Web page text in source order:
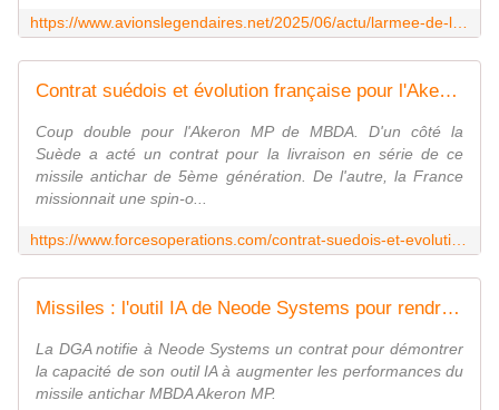
Contrat suédois et évolution française pour l'Akeron MP - FOB - Forces Operations Blog
Coup double pour l'Akeron MP de MBDA. D'un côté la
Suède a acté un contrat pour la livraison en série de ce
missile antichar de 5ème génération. De l'autre, la France
missionnait une spin-o...
Missiles : l'outil IA de Neode Systems pour rendre le MBDA Akeron MP encore plus performant
La DGA notifie à Neode Systems un contrat pour démontrer
la capacité de son outil IA à augmenter les performances du
missile antichar MBDA Akeron MP.